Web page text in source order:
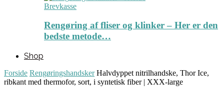
Brevkasse
Rengøring af fliser og klinker – Her er den
bedste metode…
Shop
Forside Rengøringshandsker Halvdyppet nitrilhandske, Thor Ice,
ribkant med thermofor, sort, i syntetisk fiber | XXX-large